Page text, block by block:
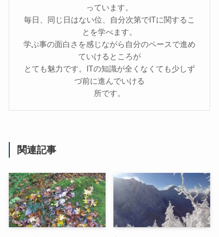
っています。
毎日、同じ日はない位、自分次第でITに関するこ
とを学べます。
学ぶ事の面白さを感じながら自分のペースで進め
ていけるところが
とても魅力です。ITの知識が全くなくても少しず
づ前に進んでいける
所です。
関連記事